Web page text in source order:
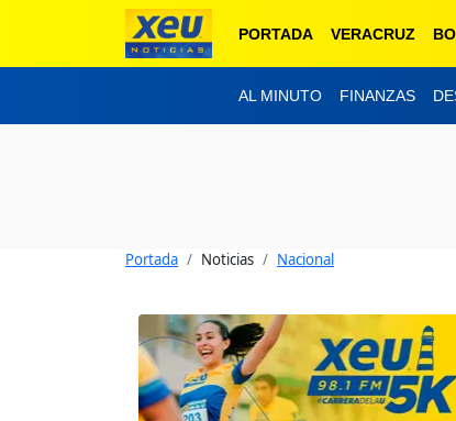
PORTADA VERACRUZ
AL MINUTO FINANZAS
Portada Noticias Nacional